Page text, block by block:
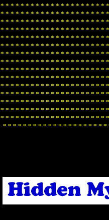
* * * * * * * * * * * * * * * * * * * * *
* * * * * * * * * * * * * * * * * * * * *
* * * * * * * * * * * * * * * * * * * * *
* * * * * * * * * * * * * * * * * * * * *
* * * * * * * * * * * * * * * * * * * * *
* * * * * * * * * * * * * * * * * * * * *
* * * * * * * * * * * * * * * * * * * * *
* * * * * * * * * * * * * * * * * * * * *
* * * * * * * * * * * * * * * * * * * * *
* * * * * * * * * * * * * * * * * * * * *
* * * * * * * * * * * * * * * * * * * * *
* * * * * * * * * * * * * * * * * * * * *
* * * * * * * * * * * * * * * * * * * * *
* * * * * * * * * * * * * * * * * * * * *
* * * * * * * * * * * * * * * * * * * * *
* * * * * * * * * * * * * * * * * * * * *